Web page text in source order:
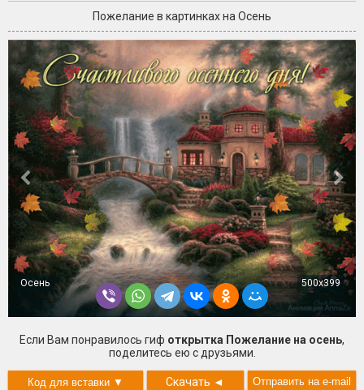
Пожелание в картинках на Осень
+4
Осень 500x399
Если Вам понравилось гиф открытка Пожелание на осень,
поделитесь ею с друзьями.
Скачать ◄